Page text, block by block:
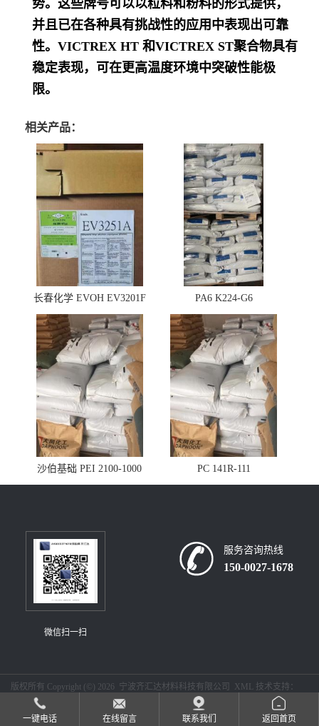
势。这些牌号可以以粒料和粉料的形式提供，
并且已在各种具有挑战性的应用中表现出可靠
性。VICTREX HT 和VICTREX ST聚合物具有
稳定表现，可在更高温度环境中突破性能极
限。
相关产品：
长春化学 EVOH EV3201F PA6 K224-G6
沙伯基础 PEI 2100-1000 PC 141R-111
微信扫一扫
服务咨询热线
150-0027-1678
版权所有 Copyright (©) 2026 宁波齐汇达材料科技有限公司 XML
技术支持：
盖德化工网
一键电话
在线留言 联系我们 返回首页